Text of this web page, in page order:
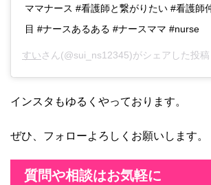
ママナース #看護師と繋がりたい #看護師
目 #ナースあるある #ナースママ #nurse
すいさん(@sui_ns12345)がシェアした投稿
インスタもゆるくやっております。
ぜひ、フォローよろしくお願いします。
質問や相談はお気軽に